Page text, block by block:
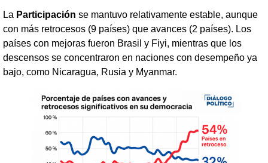
La Participación se mantuvo relativamente estable, aunque
con más retrocesos (9 países) que avances (2 países). Los
países con mejoras fueron Brasil y Fiyi, mientras que los
descensos se concentraron en naciones con desempeño ya
bajo, como Nicaragua, Rusia y Myanmar.